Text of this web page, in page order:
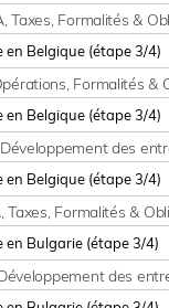
Taxes, Formalités &
Formalités &
des
Taxes, Formalités &
des